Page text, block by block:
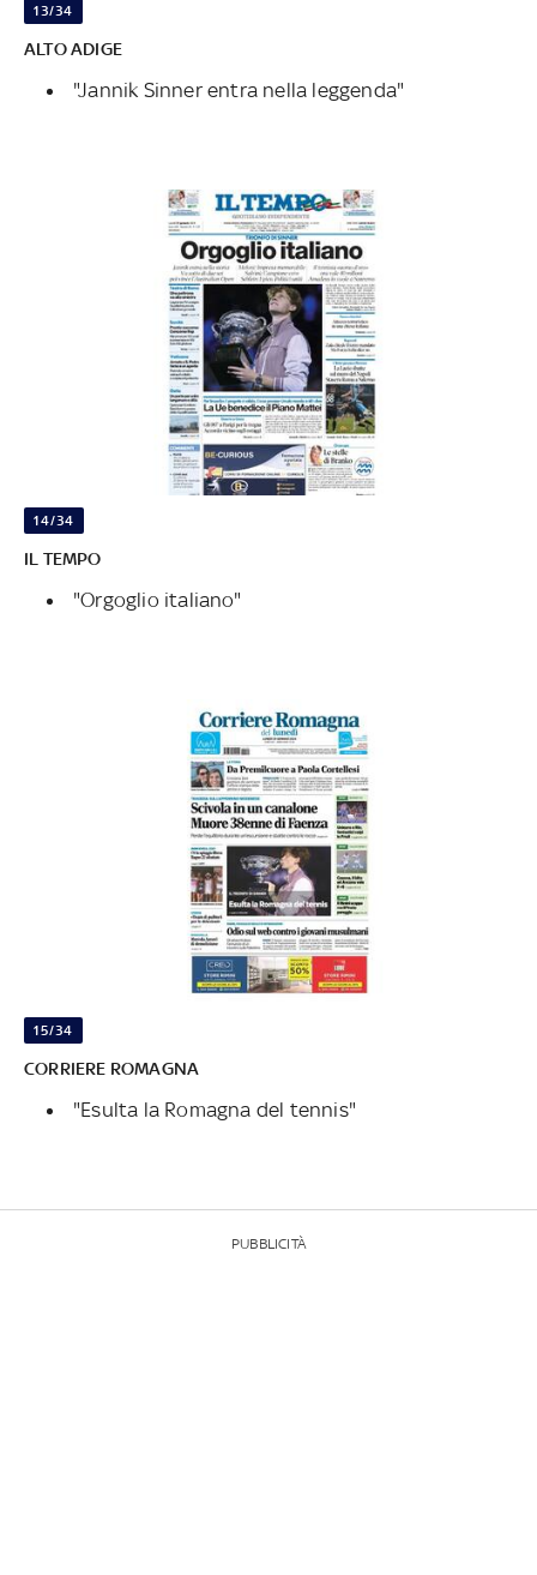
13/34
ALTO ADIGE
"Jannik Sinner entra nella leggenda"
14/34
IL TEMPO
"Orgoglio italiano"
15/34
CORRIERE ROMAGNA
"Esulta la Romagna del tennis"
PUBBLICITÀ